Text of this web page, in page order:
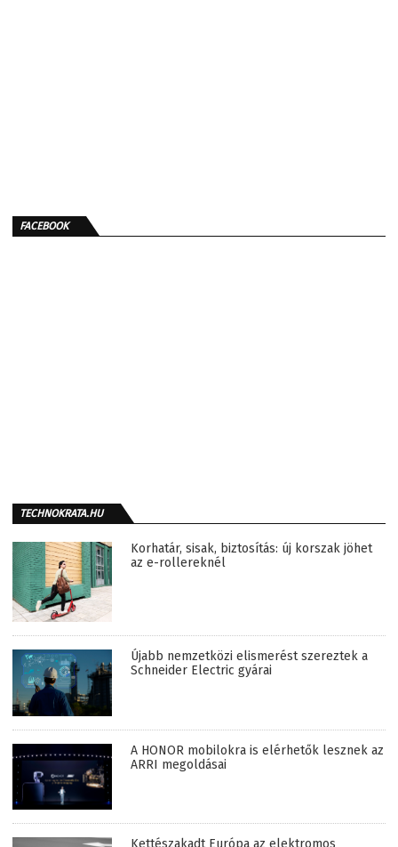
FACEBOOK
TECHNOKRATA.HU
Korhatár, sisak, biztosítás: új korszak jöhet
az e-rollereknél
Újabb nemzetközi elismerést szereztek a
Schneider Electric gyárai
A HONOR mobilokra is elérhetők lesznek az
ARRI megoldásai